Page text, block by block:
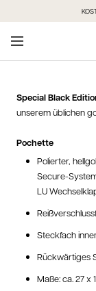
zum
Inhalt
Special Black
unserem üblichen
Pochette
Polierter,
Secure-
LU
Steckfach
Rückwärtiges
Maße: ca. 27 x